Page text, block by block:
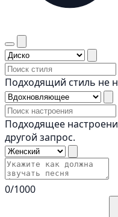
Подходящий стиль не
Подходящее
другой запрос.
0/1000